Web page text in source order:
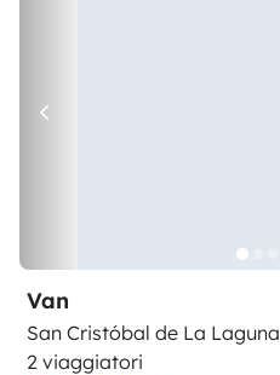
Van
San Cristóbal de La Laguna
2 viaggiatori